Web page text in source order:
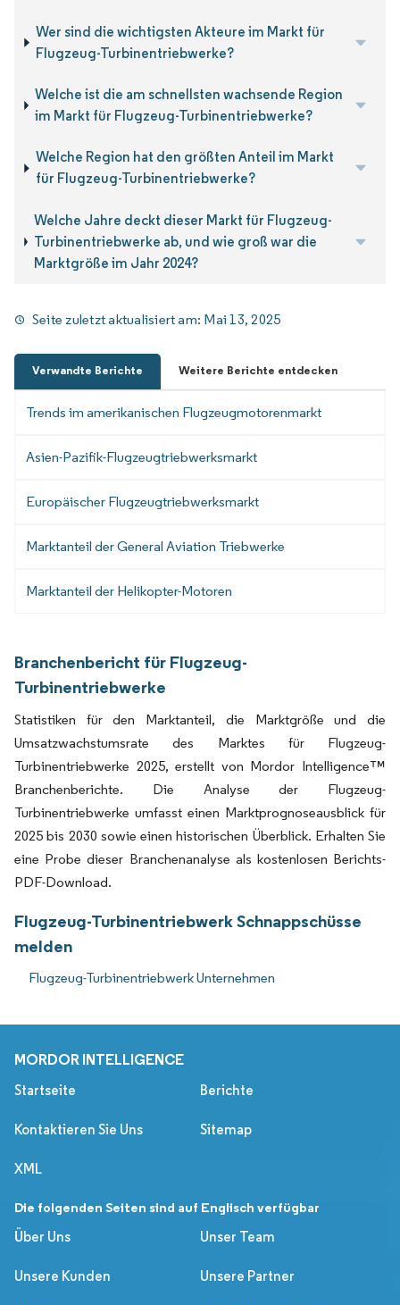
Wer sind die wichtigsten Akteure im Markt für
Flugzeug-Turbinentriebwerke?
Welche ist die am schnellsten wachsende Region
im Markt für Flugzeug-Turbinentriebwerke?
Welche Region hat den größten Anteil im Markt
für Flugzeug-Turbinentriebwerke?
Welche Jahre deckt dieser Markt für Flugzeug-
Turbinentriebwerke ab, und wie groß war die
Marktgröße im Jahr 2024?
Seite zuletzt aktualisiert am: Mai 13, 2025
Verwandte Berichte Weitere Berichte entdecken
Trends im amerikanischen Flugzeugmotorenmarkt
Asien-Pazifik-Flugzeugtriebwerksmarkt
Europäischer Flugzeugtriebwerksmarkt
Marktanteil der General Aviation Triebwerke
Marktanteil der Helikopter-Motoren
Branchenbericht für Flugzeug-
Turbinentriebwerke
Statistiken für den Marktanteil, die Marktgröße und die
Umsatzwachstumsrate des Marktes für Flugzeug-
Turbinentriebwerke 2025, erstellt von Mordor Intelligence™
Branchenberichte. Die Analyse der Flugzeug-
Turbinentriebwerke umfasst einen Marktprognoseausblick für
2025 bis 2030 sowie einen historischen Überblick. Erhalten Sie
eine Probe dieser Branchenanalyse als kostenlosen Berichts-
PDF-Download.
Flugzeug-Turbinentriebwerk Schnappschüsse
melden
Flugzeug-Turbinentriebwerk Unternehmen
MORDOR INTELLIGENCE
Startseite Berichte
Kontaktieren Sie Uns Sitemap
XML
Die folgenden Seiten sind auf Englisch verfügbar
Über Uns
Unser Team
Unsere Kunden Unsere Partner